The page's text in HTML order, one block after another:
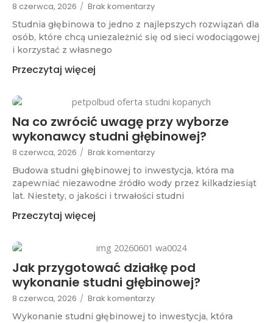
8 czerwca, 2026 / Brak komentarzy
Studnia głębinowa to jedno z najlepszych rozwiązań dla
osób, które chcą uniezależnić się od sieci wodociągowej
i korzystać z własnego
Przeczytaj więcej
Na co zwrócić uwagę przy wyborze
wykonawcy studni głębinowej?
8 czerwca, 2026 / Brak komentarzy
Budowa studni głębinowej to inwestycja, która ma
zapewniać niezawodne źródło wody przez kilkadziesiąt
lat. Niestety, o jakości i trwałości studni
Przeczytaj więcej
Jak przygotować działkę pod
wykonanie studni głębinowej?
8 czerwca, 2026 / Brak komentarzy
Wykonanie studni głębinowej to inwestycja, która